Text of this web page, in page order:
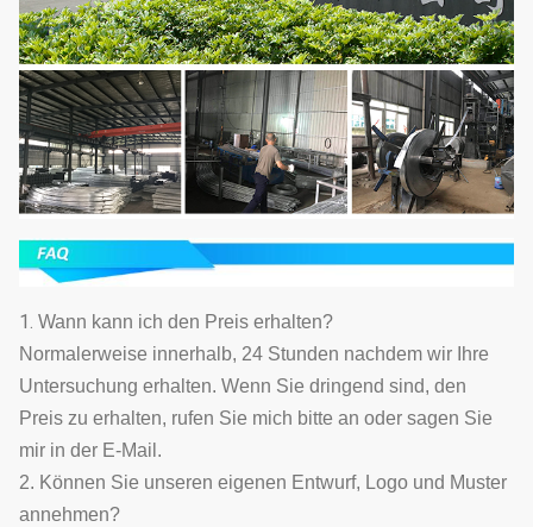
1. Wann kann ich den Preis erhalten?
Normalerweise innerhalb, 24 Stunden nachdem wir Ihre
Untersuchung erhalten. Wenn Sie dringend sind, den
Preis zu erhalten, rufen Sie mich bitte an oder sagen Sie
mir in der E-Mail.
2. Können Sie unseren eigenen Entwurf, Logo und Muster
annehmen?